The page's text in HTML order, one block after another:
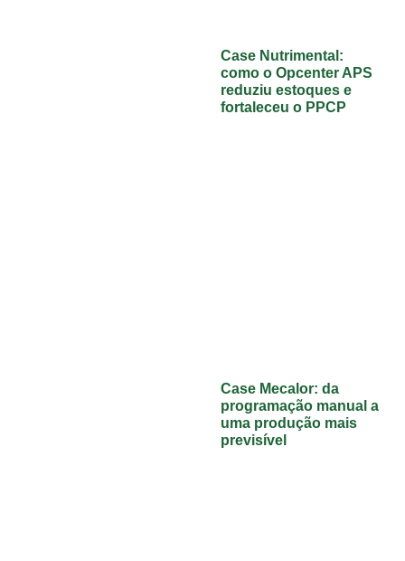
Case Nutrimental:
como o Opcenter APS
reduziu estoques e
fortaleceu o PPCP
Case Mecalor: da
programação manual a
uma produção mais
previsível